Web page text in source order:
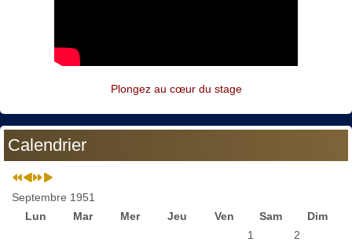
Plongez au cœur du stage
Calendrier
Septembre 1951
Lun
Mar Mer Jeu Ven Sam
Dim
1
2